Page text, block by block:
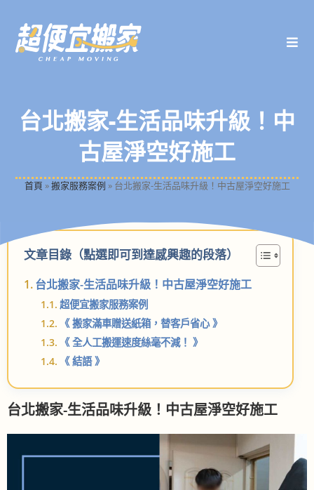
台北搬家-生活品味升級！中
古屋淨空好施工
首頁 »搬家服務案例 » 台北搬家-生活品味升級！中古屋淨空好施工
文章目錄（點選即可到達感興趣的段落）
台北搬家-生活品味升級！中古屋淨空好施工
超便宜搬家服務案例
《 搬家滿車贈送紙箱，替客戶省心 》
《 全人工搬運速度絲毫不減！ 》
《 結語 》
台北搬家-生活品味升級！中古屋淨空好施工